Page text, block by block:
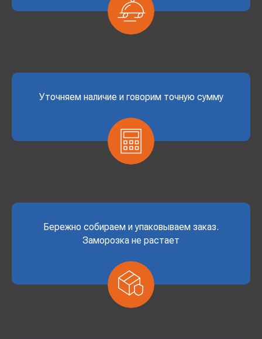
Уточняем наличие и говорим точную сумму
Бережно собираем и упаковываем заказ.
Заморозка не растает